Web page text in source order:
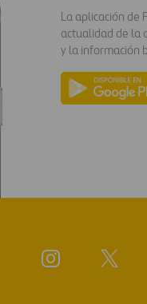
La aplicación de
actualidad de la
y la información